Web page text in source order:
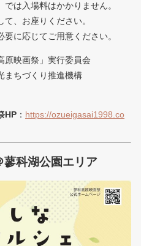
は入場料はかかりません。
、お座りください。
に応じてご用意ください。
原映画祭」実行委員会
まちづくり推進機構
HP ： https://ozueigasai1998.co
蓼科湖公園エリア